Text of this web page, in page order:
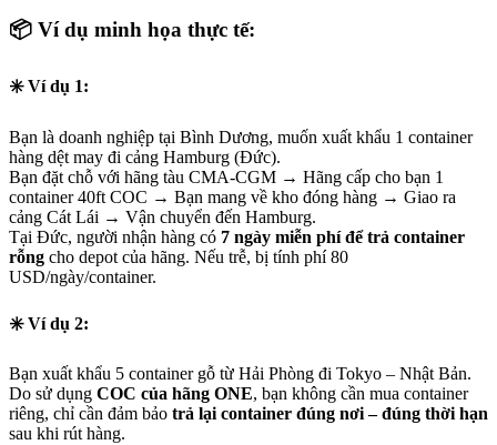
📦 Ví dụ minh họa thực tế:
✳️ Ví dụ 1:
Bạn là doanh nghiệp tại Bình Dương, muốn xuất khẩu 1 container
hàng dệt may đi cảng Hamburg (Đức).
Bạn đặt chỗ với hãng tàu CMA-CGM → Hãng cấp cho bạn 1
container 40ft COC → Bạn mang về kho đóng hàng → Giao ra
cảng Cát Lái → Vận chuyển đến Hamburg.
Tại Đức, người nhận hàng có 7 ngày miễn phí để trả container
rỗng cho depot của hãng. Nếu trễ, bị tính phí 80
USD/ngày/container.
✳️ Ví dụ 2:
Bạn xuất khẩu 5 container gỗ từ Hải Phòng đi Tokyo – Nhật Bản.
Do sử dụng COC của hãng ONE, bạn không cần mua container
riêng, chỉ cần đảm bảo trả lại container đúng nơi – đúng thời hạn
sau khi rút hàng.